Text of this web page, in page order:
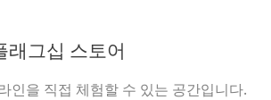
래그십 스토어
인을 직접 체험할 수 있는 공간입니다.